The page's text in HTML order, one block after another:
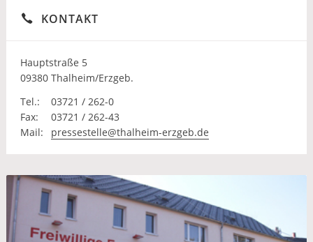
KONTAKT
Hauptstraße 5
09380 Thalheim/Erzgeb.
Tel.:
03721 / 262-0
Fax:
03721 / 262-43
Mail:
pressestelle@thalheim-erzgeb.de